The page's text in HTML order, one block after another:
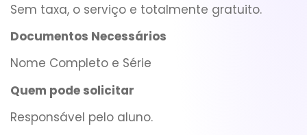
Sem taxa, o serviço e totalmente gratuito.
Documentos Necessários
Nome Completo e Série
Quem pode solicitar
Responsável pelo aluno.